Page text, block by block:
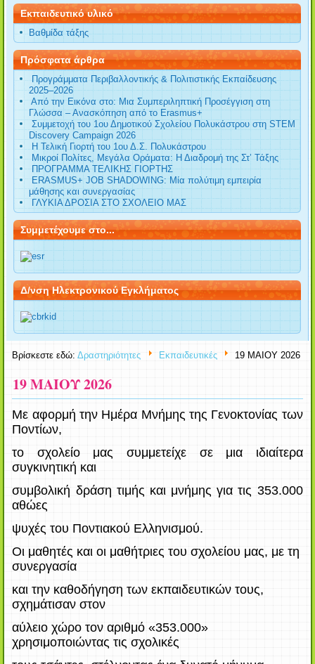
Εκπαιδευτικό υλικό
Βαθμίδα τάξης
Πρόσφατα άρθρα
Προγράμματα Περιβαλλοντικής & Πολιτιστικής Εκπαίδευσης
2025–2026
Από την Εικόνα στο: Μια Συμπεριληπτική Προσέγγιση στη
Γλώσσα – Ανασκόπηση από το Erasmus+
Συμμετοχή του 1ου Δημοτικού Σχολείου Πολυκάστρου στη STEM
Discovery Campaign 2026
Η Τελική Γιορτή του 1ου Δ.Σ. Πολυκάστρου
Μικροί Πολίτες, Μεγάλα Οράματα: Η Διαδρομή της Στ’ Τάξης
ΠΡΟΓΡΑΜΜΑ ΤΕΛΙΚΗΣ ΓΙΟΡΤΗΣ
ERASMUS+ JOB SHADOWING: Μία πολύτιμη εμπειρία
μάθησης και συνεργασίας
ΓΛΥΚΙΑ ΔΡΟΣΙΑ ΣΤΟ ΣΧΟΛΕΙΟ ΜΑΣ
Συμμετέχουμε στο...
Δ/νση Ηλεκτρονικού Εγκλήματος
Βρίσκεστε εδώ:Δραστηριότητες Εκπαιδευτικές 19 ΜΑΙΟΥ 2026
19 ΜΑΙΟΥ 2026
Με αφορμή την Ημέρα Μνήμης της Γενοκτονίας των
Ποντίων,
το σχολείο μας συμμετείχε σε μια ιδιαίτερα
συγκινητική και
συμβολική δράση τιμής και μνήμης για τις 353.000
αθώες
ψυχές του Ποντιακού Ελληνισμού.
Οι μαθητές και οι μαθήτριες του σχολείου μας, με τη
συνεργασία
και την καθοδήγηση των εκπαιδευτικών τους,
σχημάτισαν στον
αύλειο χώρο τον αριθμό «353.000»
χρησιμοποιώντας τις σχολικές